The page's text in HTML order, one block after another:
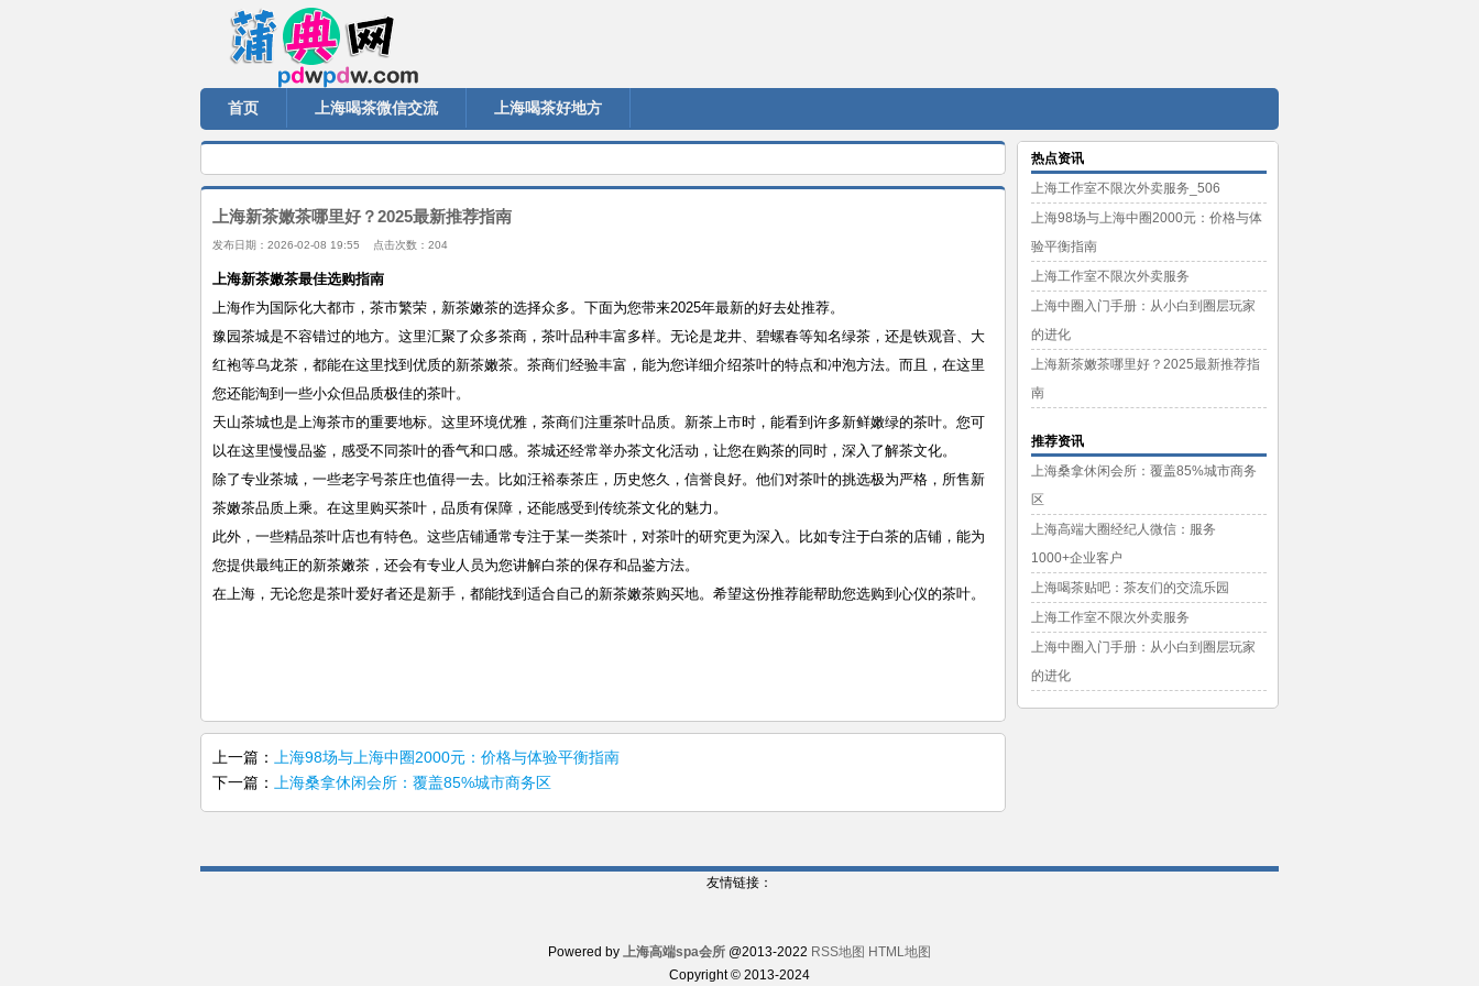
首页 上海喝茶微信交流 上海喝茶好地方
上海新茶嫩茶哪里好？2025最新推荐指南
发布日期：2026-02-08 19:55 点击次数：204
上海新茶嫩茶最佳选购指南
上海作为国际化大都市，茶市繁荣，新茶嫩茶的选择众多。下面为您带来2025年最新的好去处推荐。
豫园茶城是不容错过的地方。这里汇聚了众多茶商，茶叶品种丰富多样。无论是龙井、碧螺春等知名绿茶，还是铁观音、大
红袍等乌龙茶，都能在这里找到优质的新茶嫩茶。茶商们经验丰富，能为您详细介绍茶叶的特点和冲泡方法。而且，在这里
您还能淘到一些小众但品质极佳的茶叶。
天山茶城也是上海茶市的重要地标。这里环境优雅，茶商们注重茶叶品质。新茶上市时，能看到许多新鲜嫩绿的茶叶。您可
以在这里慢慢品鉴，感受不同茶叶的香气和口感。茶城还经常举办茶文化活动，让您在购茶的同时，深入了解茶文化。
除了专业茶城，一些老字号茶庄也值得一去。比如汪裕泰茶庄，历史悠久，信誉良好。他们对茶叶的挑选极为严格，所售新
茶嫩茶品质上乘。在这里购买茶叶，品质有保障，还能感受到传统茶文化的魅力。
此外，一些精品茶叶店也有特色。这些店铺通常专注于某一类茶叶，对茶叶的研究更为深入。比如专注于白茶的店铺，能为
您提供最纯正的新茶嫩茶，还会有专业人员为您讲解白茶的保存和品鉴方法。
在上海，无论您是茶叶爱好者还是新手，都能找到适合自己的新茶嫩茶购买地。希望这份推荐能帮助您选购到心仪的茶叶。
上一篇：
上海98场与上海中圈2000元：价格与体验平衡指南
下一篇：
上海桑拿休闲会所：覆盖85%城市商务区
热点资讯
上海工作室不限次外卖服务_506
上海98场与上海中圈2000元：价格与体
验平衡指南
上海工作室不限次外卖服务
上海中圈入门手册：从小白到圈层玩家
的进化
上海新茶嫩茶哪里好？2025最新推荐指
南
推荐资讯
上海桑拿休闲会所：覆盖85%城市商务
区
上海高端大圈经纪人微信：服务
1000+企业客户
上海喝茶贴吧：茶友们的交流乐园
上海工作室不限次外卖服务
上海中圈入门手册：从小白到圈层玩家
的进化
友情链接：
Powered by 上海高端spa会所 @2013-2022 RSS地图 HTML地图
Copyright© 2013-2024